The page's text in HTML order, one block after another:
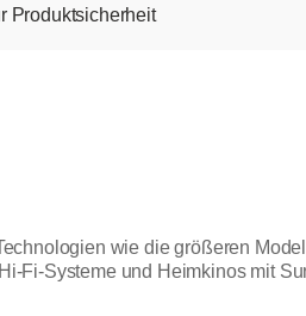
Produktsicherheit
wie die größeren
Fi-Systeme und Heimkinos mit